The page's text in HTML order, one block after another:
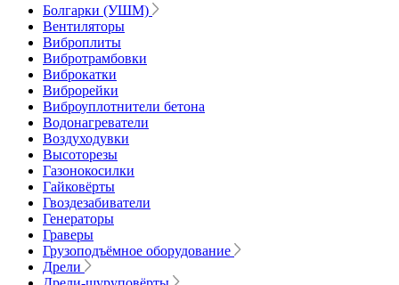
Болгарки (УШМ)
Вентиляторы
Виброплиты
Вибротрамбовки
Виброкатки
Виброрейки
Виброуплотнители бетона
Водонагреватели
Воздуходувки
Высоторезы
Газонокосилки
Гайковёрты
Гвоздезабиватели
Генераторы
Граверы
Грузоподъёмное оборудование
Дрели